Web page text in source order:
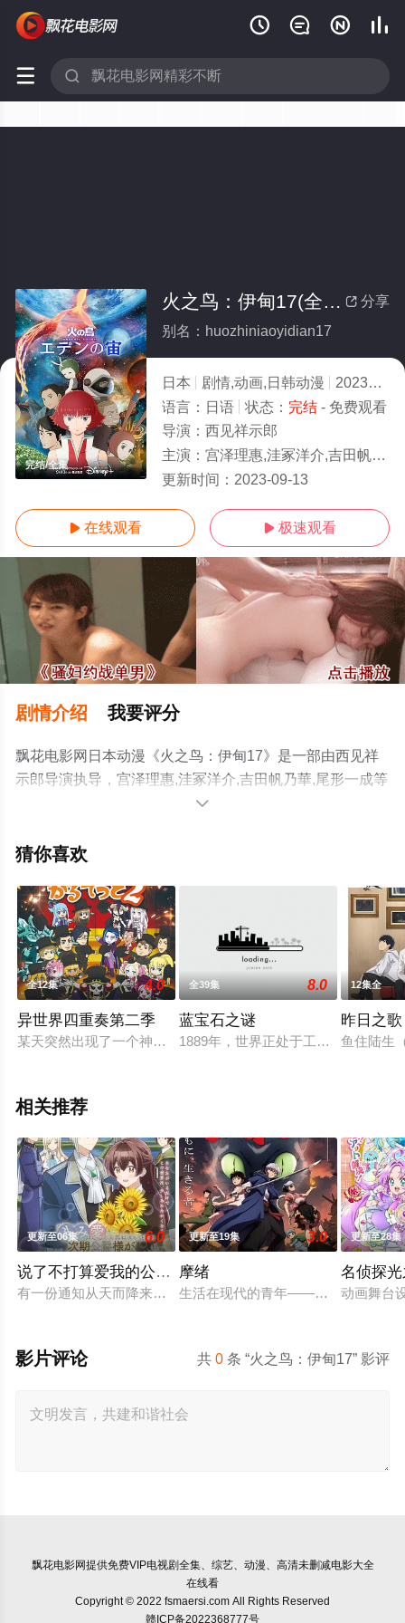
   
 
完结/全集
 分享
火之鸟：伊甸17(全集)
别名：huozhiniaoyidian17
日本 剧情,动画,日韩动漫 2023
5.0
语言： 日语 状态： 完结- 免费观看
导演： 西见祥示郎
主演： 宫泽理惠,洼冢洋介,吉田帆乃華,尾形一成
更新时间： 2023-09-13
 在线观看  极速观看
剧情介绍 我要评分
飘花电影网日本动漫《火之鸟：伊甸17》是一部由西见祥
示郎导演执导，宫泽理惠,洼冢洋介,吉田帆乃華,尾形一成等
演员精彩演绎的日本动漫，大结局剧情已揭晓（完结），
更多相关信息可移步至豆瓣动漫、电视猫或剧情网等平台

猜你喜欢
全12集 4.0
异世界四重奏第二季
某天突然出现了一个神奇的按钮。按下按钮后，就转移到了另
全39集 8.0
蓝宝石之谜
1889年，世界正处于工业革命蓬勃
12集全
昨日之歌
鱼住陆生
相关推荐
更新至06集 6.0
说了不打算爱我的公爵继承人，不知为何对我宠爱有加
有一份通知从天而降来到没落贵族的千金，艾尔莎的身边。那就
更新至19集 3.0
摩绪
生活在现代的青年——摩绪（MAO）
更新至28集
名侦探
动画舞台
共0 条 “火之鸟：伊甸17” 影评
影片评论
飘花电影网提供免费VIP电视剧全集、综艺、动漫、高清未删减电影大全
在线看
Copyright © 2022 fsmaersi.com All Rights Reserved
赣ICP备2022368777号